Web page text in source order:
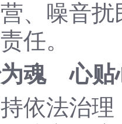
、噪音
任。
魂 心贴
法治理